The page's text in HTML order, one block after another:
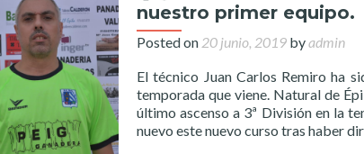
nuestro primer equipo.
Posted on 20 junio, 2019 byadmin
El técnico Juan Carlos Remiro ha
temporada que viene. Natural de
último ascenso a 3ª División en la
nuevo este nuevo curso tras haber